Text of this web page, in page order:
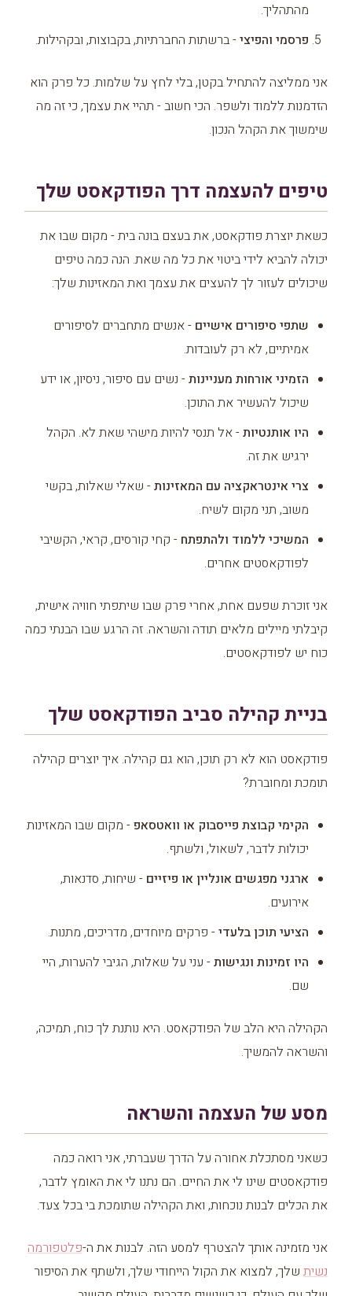
מהתהליך.
פרסמי והפיצי- ברשתות החברתיות, בקבוצות, ובקהילות.
אני ממליצה להתחיל בקטן, בלי לחץ על שלמות. כל פרק הוא
הזדמנות ללמוד ולשפר. הכי חשוב - תהיי את עצמך, כי זה מה
שימשוך את הקהל הנכון.
טיפים להעצמה דרך הפודקאסט שלך
כשאת יוצרת פודקאסט, את בעצם בונה בית - מקום שבו את
יכולה להביא לידי ביטוי את כל מה שאת. הנה כמה טיפים
שיכולים לעזור לך להעצים את עצמך ואת המאזינות שלך:
שתפי סיפורים אישיים - אנשים מתחברים לסיפורים
אמיתיים, לא רק לעובדות.
הזמיני אורחות מעניינות- נשים עם סיפור, ניסיון, או ידע
שיכול להעשיר את התוכן.
היו אותנטיות- אל תנסי להיות מישהי שאת לא. הקהל
ירגיש את זה.
צרי אינטראקציה עם המאזינות- שאלי שאלות, בקשי
משוב, תני מקום לשיח.
המשיכי ללמוד ולהתפתח - קחי קורסים, קראי, הקשיבי
לפודקאסטים אחרים.
אני זוכרת שפעם אחת, אחרי פרק שבו שיתפתי חוויה אישית,
קיבלתי מיילים מלאים תודה והשראה. זה הרגע שבו הבנתי כמה
כוח יש לפודקאסטים.
בניית קהילה סביב הפודקאסט שלך
פודקאסט הוא לא רק תוכן, הוא גם קהילה. איך יוצרים קהילה
תומכת ומחוברת?
הקימי קבוצת פייסבוק או וואטסאפ- מקום שבו המאזינות
יכולות לדבר, לשאול, ולשתף.
ארגני מפגשים אונליין או פיזיים - שיחות, סדנאות,
אירועים.
הציעי תוכן בלעדי- פרקים מיוחדים, מדריכים, מתנות.
היו זמינות ונגישות- עני על שאלות, הגיבי להערות, היי
שם.
הקהילה היא הלב של הפודקאסט. היא נותנת לך כוח, תמיכה,
והשראה להמשיך.
מסע של העצמה והשראה
כשאני מסתכלת אחורה על הדרך שעברתי, אני רואה כמה
פודקאסטים שינו לי את החיים. הם נתנו לי את האומץ לדבר,
את הכלים לבנות נוכחות, ואת הקהילה שתומכת בי בכל צעד.
אני מזמינה אותך להצטרף למסע הזה. לבנות את ה-פלטפורמה
נשית שלך, למצוא את הקול הייחודי שלך, ולשתף את הסיפור